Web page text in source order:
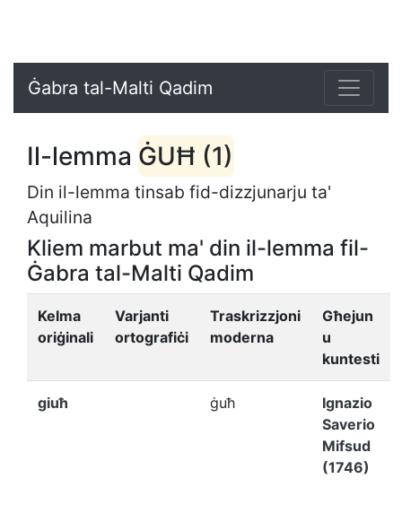
Ġabra tal-Malti Qadim
Il-lemma ĠUĦ (1)
Din il-lemma tinsab fid-dizzjunarju ta'
Aquilina
Kliem marbut ma' din il-lemma fil-
Ġabra tal-Malti Qadim
Kelma
oriġinali
Varjanti
ortografiċi
Traskrizzjoni
moderna
Għejun
u
kuntesti
giuħ ġuħ
Ignazio
Saverio
Mifsud
(1746)